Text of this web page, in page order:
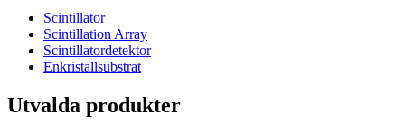
Scintillator
Scintillation Array
Scintillatordetektor
Enkristallsubstrat
Utvalda produkter